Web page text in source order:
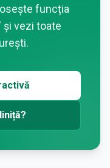
funcția
și vezi toate
.